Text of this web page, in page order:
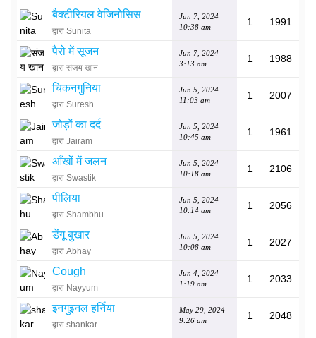
बैक्टीरियल वेजिनोसिस
द्वारा Sunita
Jun 7, 2024
10:38 am
1 1991
पैरो में सूजन
द्वारा संजय खान
Jun 7, 2024
3:13 am
1 1988
चिकनगुनिया
द्वारा Suresh
Jun 5, 2024
11:03 am
1 2007
जोड़ों का दर्द
द्वारा Jairam
Jun 5, 2024
10:45 am
1 1961
आँखों में जलन
द्वारा Swastik
Jun 5, 2024
10:18 am
1 2106
पीलिया
द्वारा Shambhu
Jun 5, 2024
10:14 am
1 2056
डेंगू बुखार
द्वारा Abhay
Jun 5, 2024
10:08 am
1 2027
Cough
द्वारा Nayyum
Jun 4, 2024
1:19 am
1 2033
इनगुइनल हर्निया
द्वारा shankar
May 29, 2024
9:26 am
1 2048